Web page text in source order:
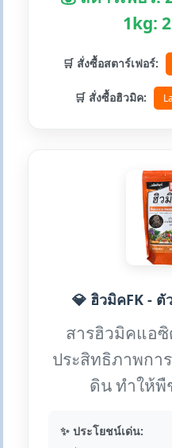
1kg:
🛒 สั่งซื้อสตาร์เฟอร์:
🛒 สั่งซื้อฮิวมิค:
💎 ฮิวมิคFK - ตั
สารฮิวมิคแอ
ประสิทธิภาพกา
ดิน ทำให้พื
✨ ประโยชน์เด่น: